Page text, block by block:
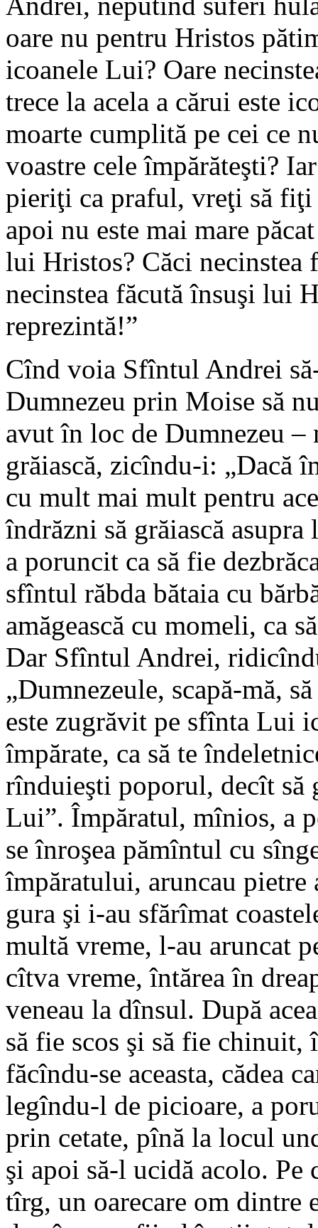
oare nu pentru Hristos
icoanele Lui? Oare
trece la acela a cărui este
moarte cumplită pe cei ce
voastre cele împărăteşti?
pieriţi ca praful, vreţi să
apoi nu este mai mare
lui Hristos? Căci
necinstea făcută însuşi lui
reprezintă!”
Cînd voia Sfîntul Andrei
Dumnezeu prin Moise să
avut în loc de Dumnezeu –
grăiască, zicîndu-i: „Dacă
cu mult mai mult pentru
îndrăzni să grăiască
a poruncit ca să fie
sfîntul răbda bătaia cu
amăgească cu momeli, ca
Dar Sfîntul Andrei,
„Dumnezeule, scapă-mă,
este zugrăvit pe sfînta Lui
împărate, ca să te
rînduieşti poporul, decît să
Lui”. Împăratul, mînios, a
se înroşea pămîntul cu
împăratului, aruncau
gura şi i-au sfărîmat
multă vreme, l-au aruncat
cîtva vreme, întărea în
veneau la dînsul. După
să fie scos şi să fie
făcîndu-se aceasta, cădea
legîndu-l de picioare, a
prin cetate, pînă la locul
şi apoi să-l ucidă acolo.
tîrg, un oarecare om dintre